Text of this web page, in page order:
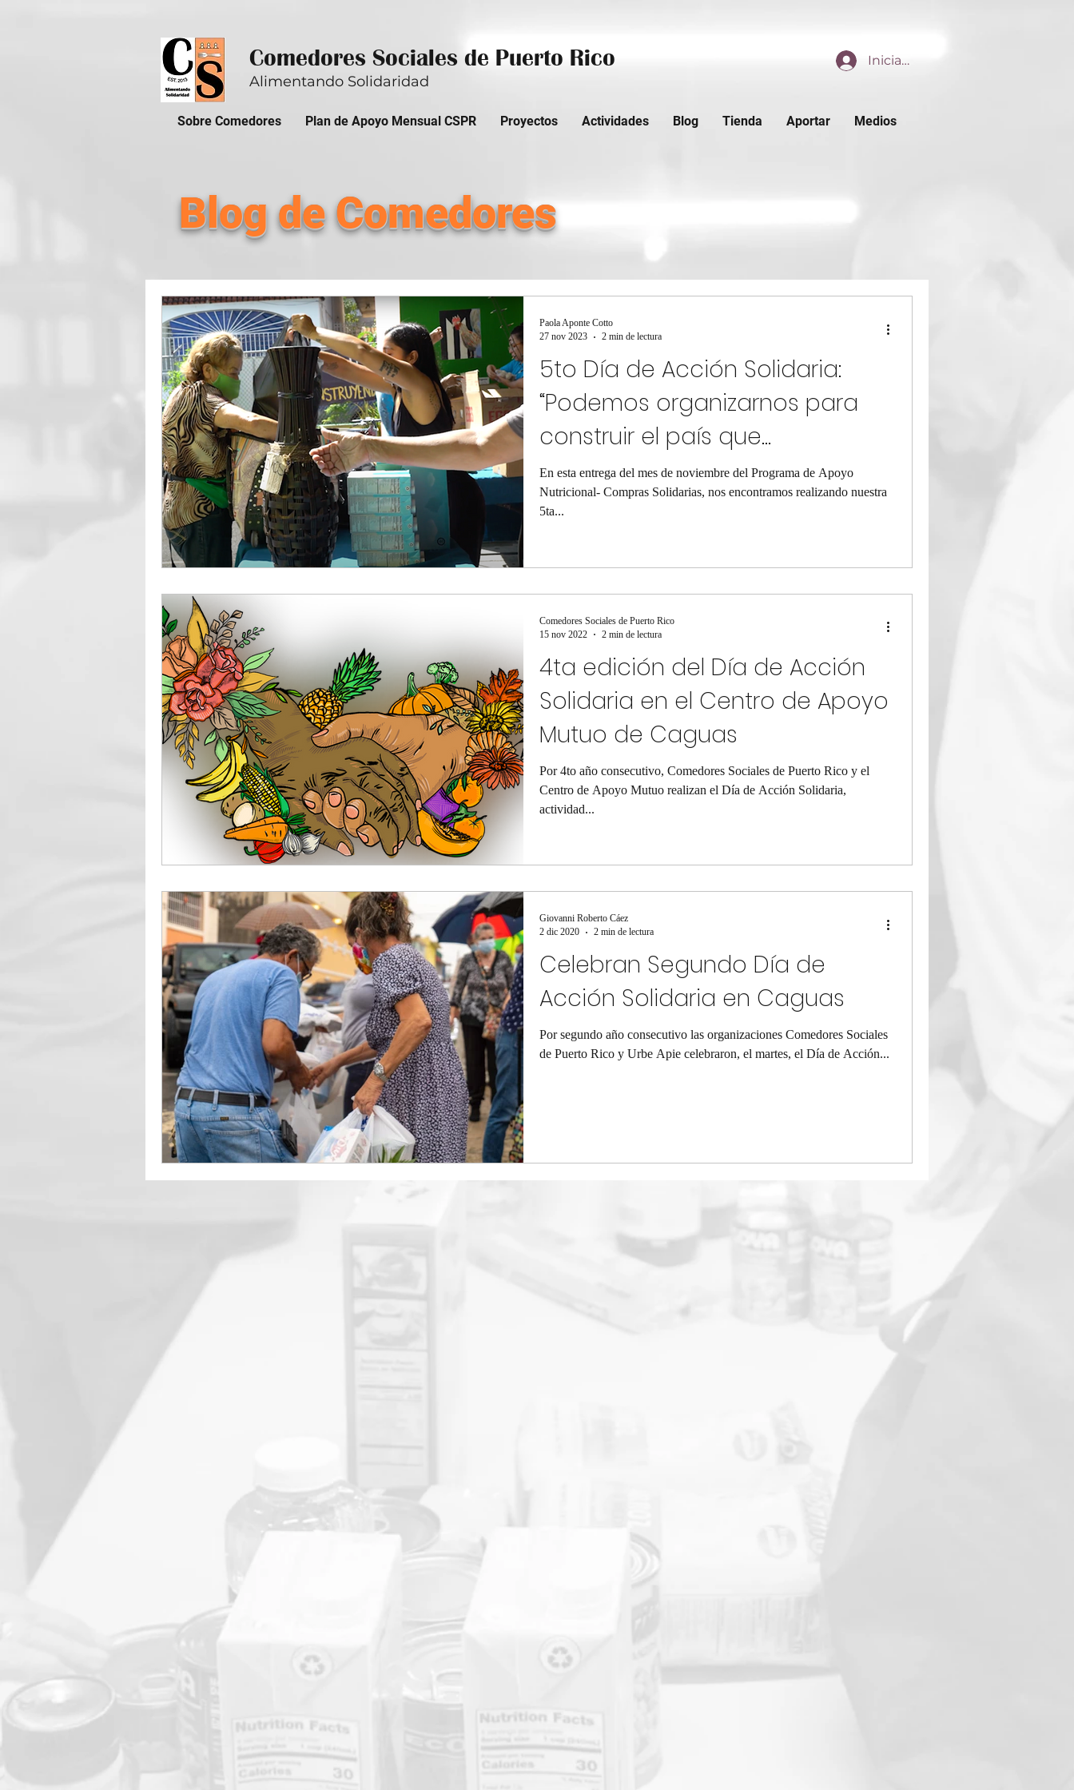
Comedores Sociales de Puerto Rico
Alimentando Solidaridad
Iniciar sesión
Sobre Comedores Plan de Apoyo Mensual CSPR Proyectos Actividades Blog Tienda Aportar Medios
Blog de Comedores
5to Día de Acción Solidaria:
“Podemos organizarnos para
construir el país que
necesitamos”
En esta entrega del mes de noviembre del Programa de Apoyo
Nutricional- Compras Solidarias, nos encontramos realizando nuestra
5ta...
Paola Aponte Cotto
27 nov 2023
2 min de lectura
4ta edición del Día de Acción
Solidaria en el Centro de Apoyo
Mutuo de Caguas
Por 4to año consecutivo, Comedores Sociales de Puerto Rico y el
Centro de Apoyo Mutuo realizan el Día de Acción Solidaria,
actividad...
Comedores Sociales de Puerto Rico
15 nov 2022
2 min de lectura
Celebran Segundo Día de
Acción Solidaria en Caguas
Por segundo año consecutivo las organizaciones Comedores Sociales
de Puerto Rico y Urbe Apie celebraron, el martes, el Día de Acción...
Giovanni Roberto Cáez
2 dic 2020
2 min de lectura